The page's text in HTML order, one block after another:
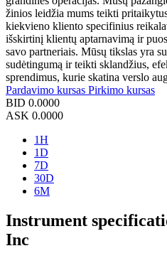
žinios leidžia mums teikti
kiekvieno kliento specifinius
išskirtinį klientų aptarnavimą ir
savo partneriais. Mūsų tikslas yra
sudėtingumą ir teikti sklandžius,
sprendimus, kurie skatina verslo
Pardavimo kursas Pirkimo kursas
BID 0.0000
ASK 0.0000
1H
1D
7D
30D
6M
Instrument
Inc